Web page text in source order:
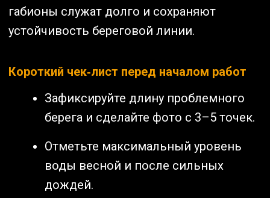
габионы служат долго и сохраняют
устойчивость береговой линии.
Короткий чек‑лист перед началом работ
Зафиксируйте длину проблемного
берега и сделайте фото с 3–5 точек.
Отметьте максимальный уровень
воды весной и после сильных
дождей.